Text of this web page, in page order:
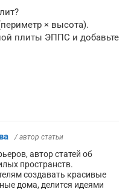
× высота).
плиты ЭППС и добавьте
/ автор статьи
автор статей об
пространств.
создавать красивые
дома, делится идеями